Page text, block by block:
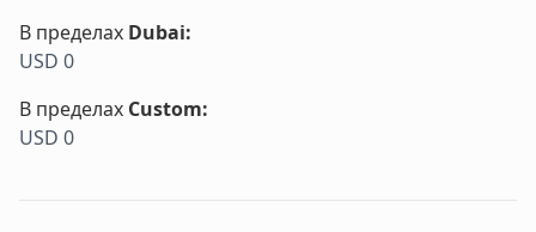
В пределах Dubai:
USD 0
В пределах Custom:
USD 0